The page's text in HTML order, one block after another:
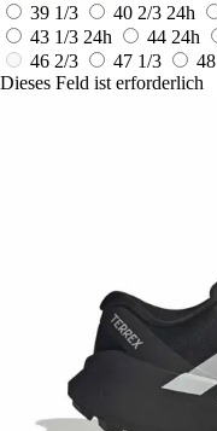
39 1/3
40 2/3 24h
43 1/3 24h 44 24h
46 2/3
47 1/3 48
Dieses Feld ist erforderlich